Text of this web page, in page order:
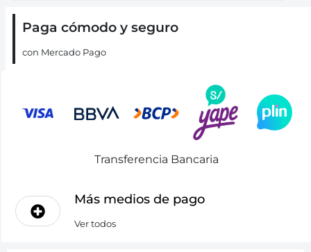
Paga cómodo y seguro
con Mercado Pago
Transferencia Bancaria
Más medios de pago
Ver todos